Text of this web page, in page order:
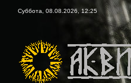
Суббота, 08.08.2026, 12:25